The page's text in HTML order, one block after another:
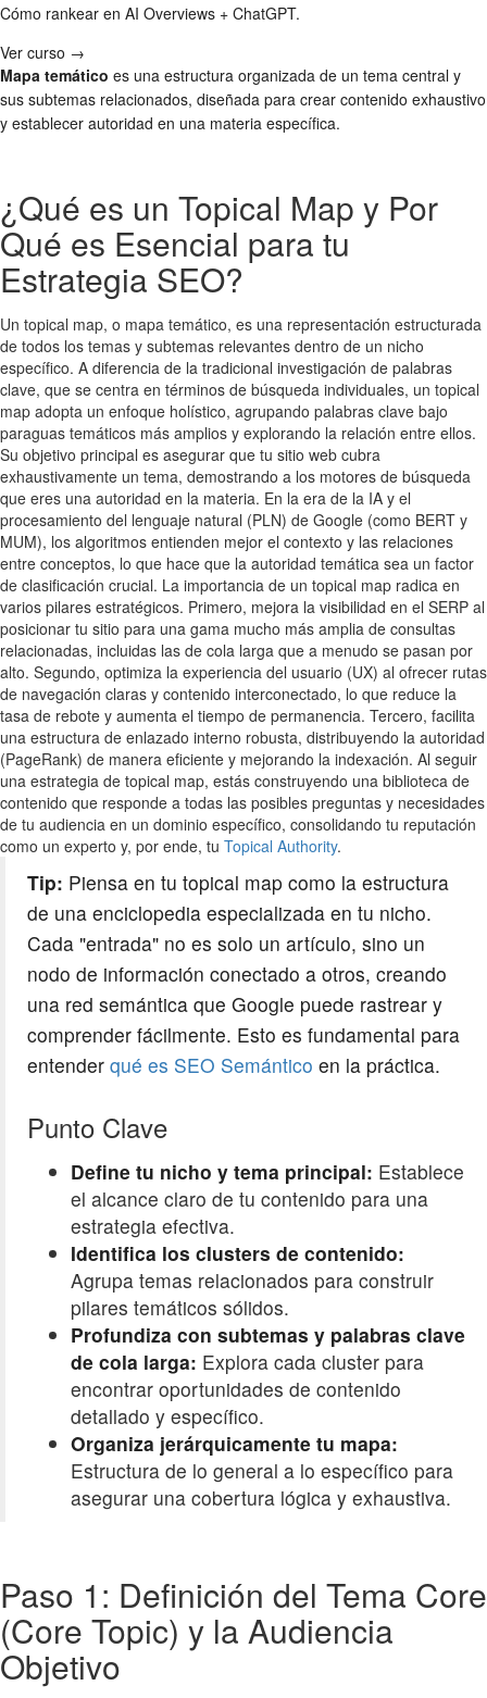
Cómo rankear en AI Overviews + ChatGPT.
Ver curso →
Mapa temático es una estructura organizada de un tema central y
sus subtemas relacionados, diseñada para crear contenido exhaustivo
y establecer autoridad en una materia específica.
¿Qué es un Topical Map y Por
Qué es Esencial para tu
Estrategia SEO?
Un topical map, o mapa temático, es una representación estructurada
de todos los temas y subtemas relevantes dentro de un nicho
específico. A diferencia de la tradicional investigación de palabras
clave, que se centra en términos de búsqueda individuales, un topical
map adopta un enfoque holístico, agrupando palabras clave bajo
paraguas temáticos más amplios y explorando la relación entre ellos.
Su objetivo principal es asegurar que tu sitio web cubra
exhaustivamente un tema, demostrando a los motores de búsqueda
que eres una autoridad en la materia. En la era de la IA y el
procesamiento del lenguaje natural (PLN) de Google (como BERT y
MUM), los algoritmos entienden mejor el contexto y las relaciones
entre conceptos, lo que hace que la autoridad temática sea un factor
de clasificación crucial. La importancia de un topical map radica en
varios pilares estratégicos. Primero, mejora la visibilidad en el SERP al
posicionar tu sitio para una gama mucho más amplia de consultas
relacionadas, incluidas las de cola larga que a menudo se pasan por
alto. Segundo, optimiza la experiencia del usuario (UX) al ofrecer rutas
de navegación claras y contenido interconectado, lo que reduce la
tasa de rebote y aumenta el tiempo de permanencia. Tercero, facilita
una estructura de enlazado interno robusta, distribuyendo la autoridad
(PageRank) de manera eficiente y mejorando la indexación. Al seguir
una estrategia de topical map, estás construyendo una biblioteca de
contenido que responde a todas las posibles preguntas y necesidades
de tu audiencia en un dominio específico, consolidando tu reputación
como un experto y, por ende, tu Topical Authority.
Tip: Piensa en tu topical map como la estructura
de una enciclopedia especializada en tu nicho.
Cada "entrada" no es solo un artículo, sino un
nodo de información conectado a otros, creando
una red semántica que Google puede rastrear y
comprender fácilmente. Esto es fundamental para
entender qué es SEO Semántico en la práctica.
Punto Clave
Define tu nicho y tema principal: Establece
el alcance claro de tu contenido para una
estrategia efectiva.
Identifica los clusters de contenido:
Agrupa temas relacionados para construir
pilares temáticos sólidos.
Profundiza con subtemas y palabras clave
de cola larga: Explora cada cluster para
encontrar oportunidades de contenido
detallado y específico.
Organiza jerárquicamente tu mapa:
Estructura de lo general a lo específico para
asegurar una cobertura lógica y exhaustiva.
Paso 1: Definición del Tema Core
(Core Topic) y la Audiencia
Objetivo